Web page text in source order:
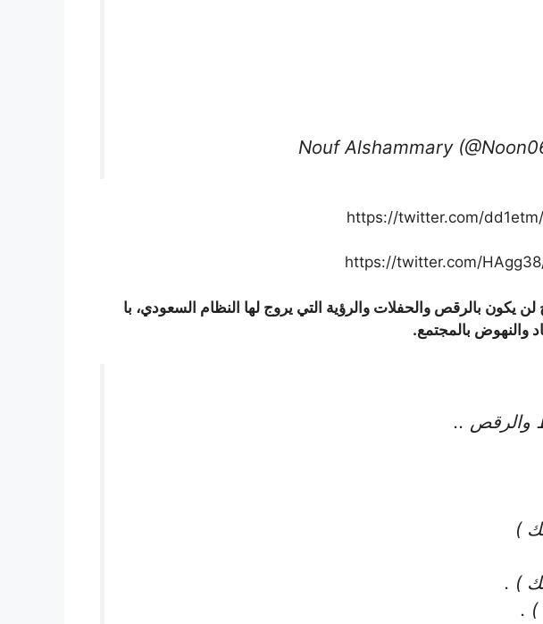
https://twitter.com/
https://twitter.com/
يكون بالرقص والحفلات والرؤية التي يروج لها النظام السعودي، با
والنهوض بالمجتمع.
والرقص ..
)
) .
) .